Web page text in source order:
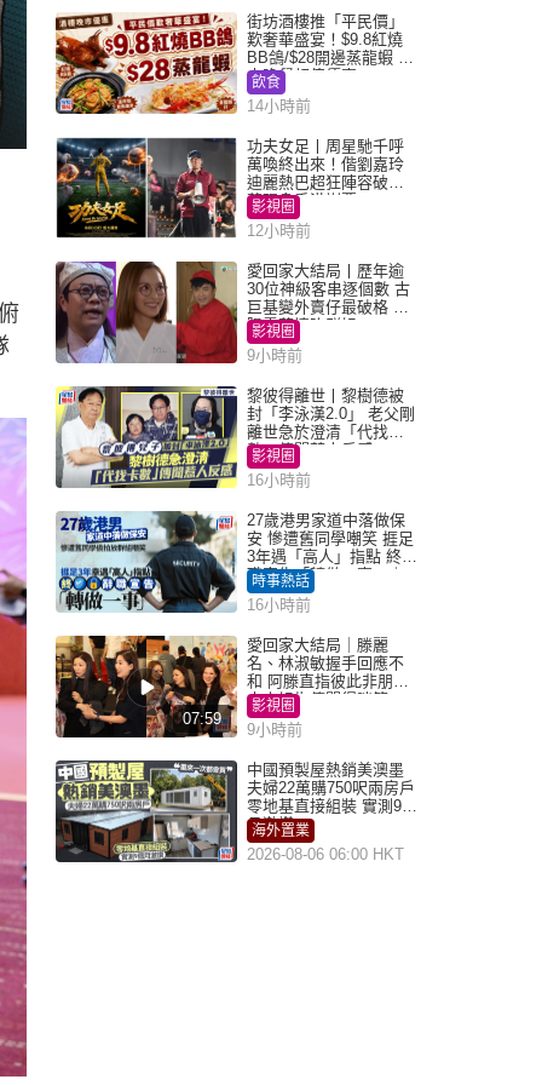
街坊酒樓推「平民價」
歎奢華盛宴！$9.8紅燒
BB鴿/$28開邊蒸龍蝦 3
大晚餐超值優惠
飲食
14小時前
功夫女足丨周星馳千呼
萬喚終出來！偕劉嘉玲
迪麗熱巴超狂陣容破天
荒現身香港謝票
影視圈
12小時前
愛回家大結局丨歷年逾
30位神級客串逐個數 古
巨基變外賣仔最破格 歐
陽震華情陷群姐
影視圈
9小時前
黎彼得離世丨黎樹德被
封「李泳漢2.0」 老父剛
離世急於澄清「代找卡
數」傳聞惹人反感
影視圈
16小時前
27歲港男家道中落做保
安 慘遭舊同學嘲笑 捱足
3年遇「高人」指點 終辭
職宣告「轉做一事」｜
Juicy叮
時事熱話
16小時前
07:59
愛回家大結局｜滕麗
名、林淑敏握手回應不
和 阿滕直指彼此非朋友
大小姐指傳聞得啖笑
影視圈
9小時前
中國預製屋熱銷美澳墨
夫婦22萬購750呎兩房戶
零地基直接組裝 實測9個
月激讚
海外置業
2026-08-06 06:00 HKT